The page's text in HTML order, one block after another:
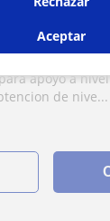
en
escolar.
apoyo a
de nive...
Aceptar